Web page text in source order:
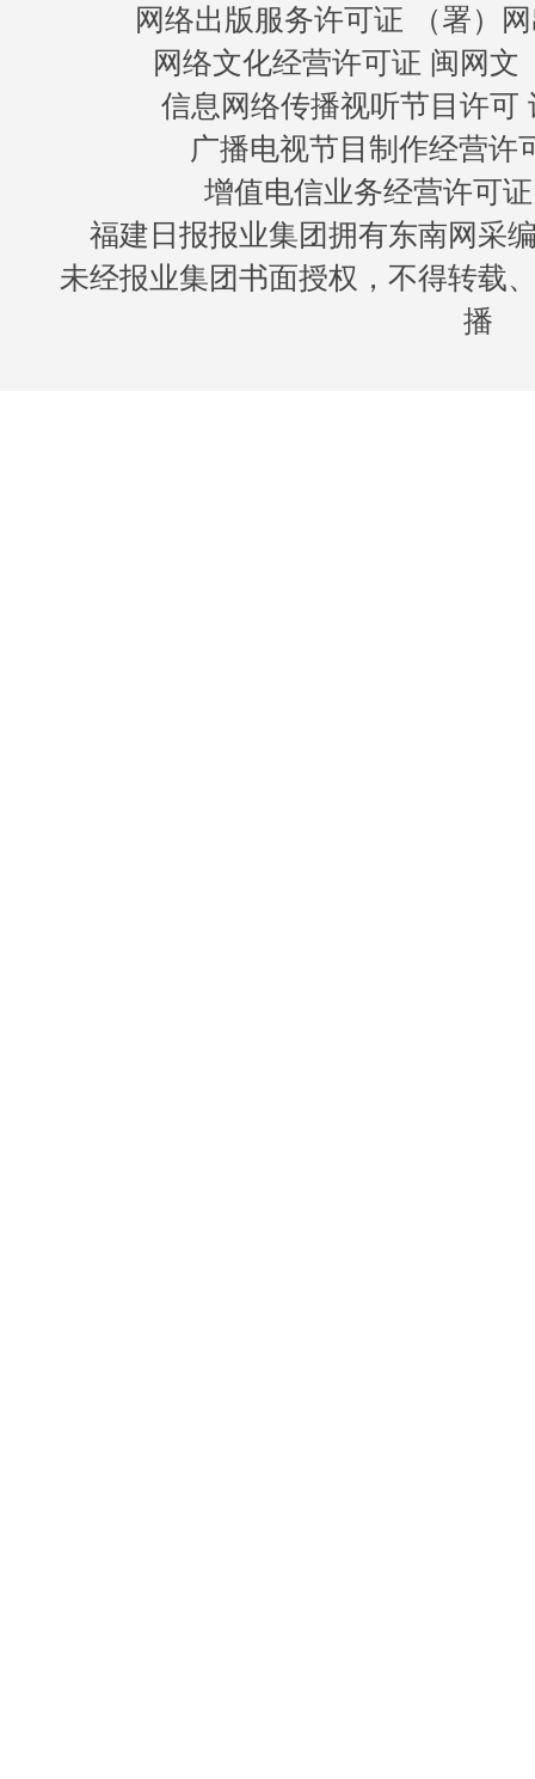
网络出版服务许可证 （署）
网络文化经营许可证 闽网文
信息网络传播视听节目许可
广播电视节目制作经营许
增值电信业务经营许可
福建日报报业集团拥有东南网采
未经报业集团书面授权，不得转载
播